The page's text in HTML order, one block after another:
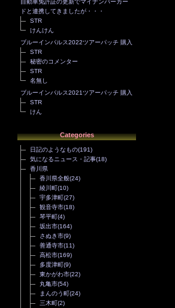
自動車免許証の更新でマイナンバーカー
ドと連携してきましたが・・・
STR
けんけん
ブルーインパルス2022ツアーパッチ 購入
STR
秘密のコメンター
STR
名無し
ブルーインパルス2021ツアーパッチ 購入
STR
けん
Categories
日記のようなもの(191)
気になるニュース・記事(18)
香川県
香川県全般(24)
綾川町(10)
宇多津町(27)
観音寺市(18)
琴平町(4)
坂出市(164)
さぬき市(9)
善通寺市(11)
高松市(169)
多度津町(9)
東かがわ市(22)
丸亀市(54)
まんのう町(24)
三木町(2)